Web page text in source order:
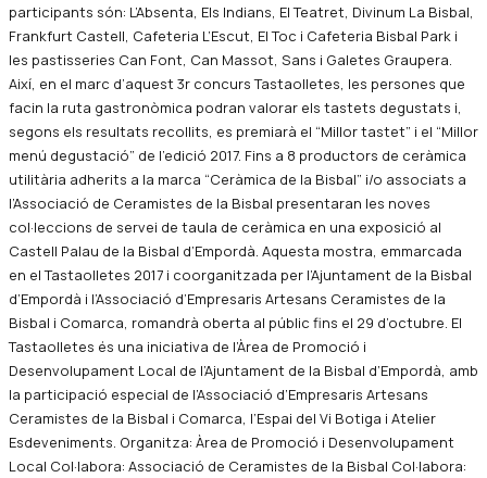
participants són: L’Absenta, Els Indians, El Teatret, Divinum La Bisbal,
Frankfurt Castell, Cafeteria L’Escut, El Toc i Cafeteria Bisbal Park i
les pastisseries Can Font, Can Massot, Sans i Galetes Graupera.
Així, en el marc d’aquest 3r concurs Tastaolletes, les persones que
facin la ruta gastronòmica podran valorar els tastets degustats i,
segons els resultats recollits, es premiarà el “Millor tastet” i el “Millor
menú degustació” de l’edició 2017. Fins a 8 productors de ceràmica
utilitària adherits a la marca “Ceràmica de la Bisbal” i/o associats a
l’Associació de Ceramistes de la Bisbal presentaran les noves
col·leccions de servei de taula de ceràmica en una exposició al
Castell Palau de la Bisbal d’Empordà. Aquesta mostra, emmarcada
en el Tastaolletes 2017 i coorganitzada per l’Ajuntament de la Bisbal
d’Empordà i l’Associació d’Empresaris Artesans Ceramistes de la
Bisbal i Comarca, romandrà oberta al públic fins el 29 d’octubre. El
Tastaolletes és una iniciativa de l’Àrea de Promoció i
Desenvolupament Local de l’Ajuntament de la Bisbal d’Empordà, amb
la participació especial de l’Associació d’Empresaris Artesans
Ceramistes de la Bisbal i Comarca, l’Espai del Vi Botiga i Atelier
Esdeveniments. Organitza: Àrea de Promoció i Desenvolupament
Local Col·labora: Associació de Ceramistes de la Bisbal Col·labora: